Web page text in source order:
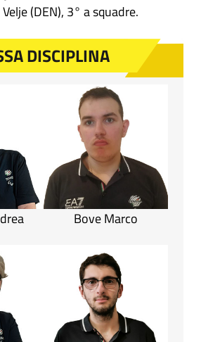
(DEN), 3° a squadre.
DISCIPLINA
Bove Marco